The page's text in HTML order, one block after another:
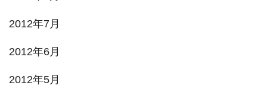
2012年7月
2012年6月
2012年5月